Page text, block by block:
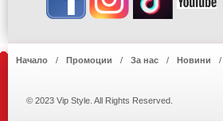
Начало Промоции За нас Новини
© 2023 Vip Style. All Rights Reserved.